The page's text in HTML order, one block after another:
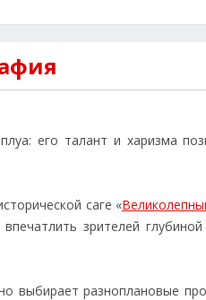
его талант и харизма
саге «
зрителей
выбирает разноплановые